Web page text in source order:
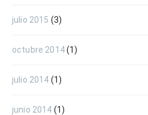
julio 2015 (3)
octubre 2014(1)
julio 2014 (1)
junio 2014 (1)